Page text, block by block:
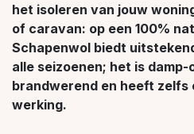
het isoleren van jouw
of caravan: op een 100%
Schapenwol biedt
alle seizoenen; het is
brandwerend en heeft
werking.